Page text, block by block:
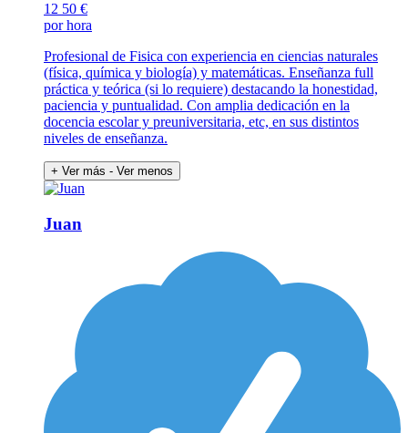
12 50 €
por hora
Profesional de Fisica con experiencia en ciencias naturales
(física, química y biología) y matemáticas. Enseñanza full
práctica y teórica (si lo requiere) destacando la honestidad,
paciencia y puntualidad. Con amplia dedicación en la
docencia escolar y preuniversitaria, etc, en sus distintos
niveles de enseñanza.
+ Ver más - Ver menos
Juan